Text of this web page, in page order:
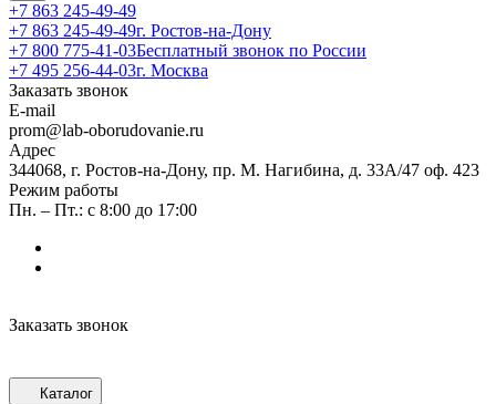
+7 863 245-49-49
+7 863 245-49-49г. Ростов-на-Дону
+7 800 775-41-03Бесплатный звонок по России
+7 495 256-44-03г. Москва
Заказать звонок
E-mail
prom@lab-oborudovanie.ru
Адрес
344068, г. Ростов-на-Дону, пр. М. Нагибина, д. 33А/47 оф. 423
Режим работы
Пн. – Пт.: с 8:00 до 17:00
Заказать звонок
Каталог